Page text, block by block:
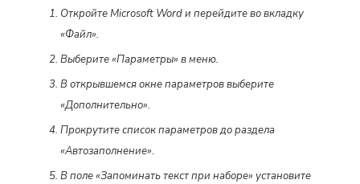
Откройте Microsoft Word и перейдите во вкладку
«Файл».
Выберите «Параметры» в меню.
В открывшемся окне параметров выберите
«Дополнительно».
Прокрутите список параметров до раздела
«Автозаполнение».
В поле «Запоминать текст при наборе» установите